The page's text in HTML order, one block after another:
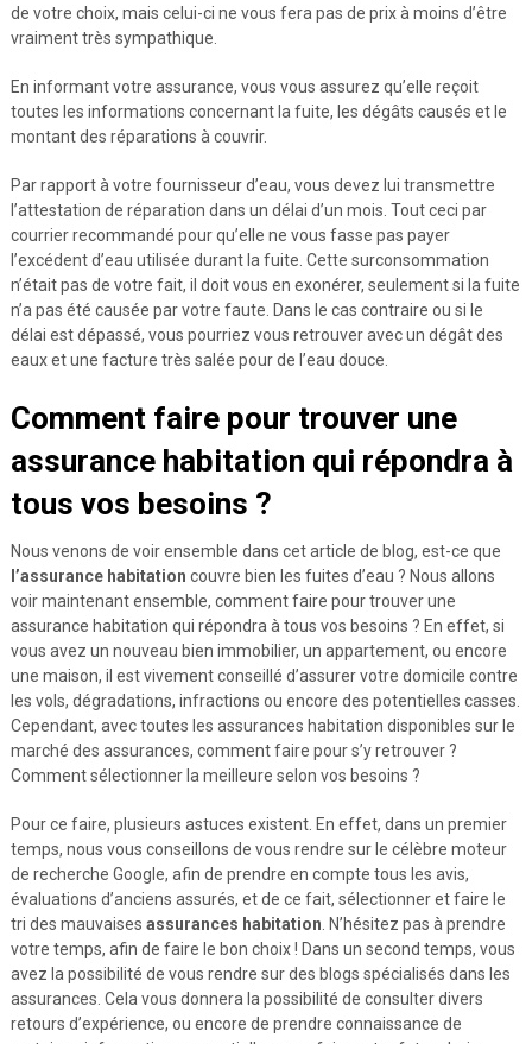
de votre choix, mais celui-ci ne vous fera pas de prix à moins d’être
vraiment très sympathique.
En informant votre assurance, vous vous assurez qu’elle reçoit
toutes les informations concernant la fuite, les dégâts causés et le
montant des réparations à couvrir.
Par rapport à votre fournisseur d’eau, vous devez lui transmettre
l’attestation de réparation dans un délai d’un mois. Tout ceci par
courrier recommandé pour qu’elle ne vous fasse pas payer
l’excédent d’eau utilisée durant la fuite. Cette surconsommation
n’était pas de votre fait, il doit vous en exonérer, seulement si la fuite
n’a pas été causée par votre faute. Dans le cas contraire ou si le
délai est dépassé, vous pourriez vous retrouver avec un dégât des
eaux et une facture très salée pour de l’eau douce.
Comment faire pour trouver une
assurance habitation qui répondra à
tous vos besoins ?
Nous venons de voir ensemble dans cet article de blog, est-ce que
l’assurance habitation couvre bien les fuites d’eau ? Nous allons
voir maintenant ensemble, comment faire pour trouver une
assurance habitation qui répondra à tous vos besoins ? En effet, si
vous avez un nouveau bien immobilier, un appartement, ou encore
une maison, il est vivement conseillé d’assurer votre domicile contre
les vols, dégradations, infractions ou encore des potentielles casses.
Cependant, avec toutes les assurances habitation disponibles sur le
marché des assurances, comment faire pour s’y retrouver ?
Comment sélectionner la meilleure selon vos besoins ?
Pour ce faire, plusieurs astuces existent. En effet, dans un premier
temps, nous vous conseillons de vous rendre sur le célèbre moteur
de recherche Google, afin de prendre en compte tous les avis,
évaluations d’anciens assurés, et de ce fait, sélectionner et faire le
tri des mauvaises assurances habitation . N’hésitez pas à prendre
votre temps, afin de faire le bon choix ! Dans un second temps, vous
avez la possibilité de vous rendre sur des blogs spécialisés dans les
assurances. Cela vous donnera la possibilité de consulter divers
retours d’expérience, ou encore de prendre connaissance de